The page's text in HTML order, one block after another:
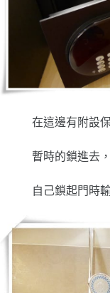
在這邊有附設
暫時的鎖進去
自己鎖起門時